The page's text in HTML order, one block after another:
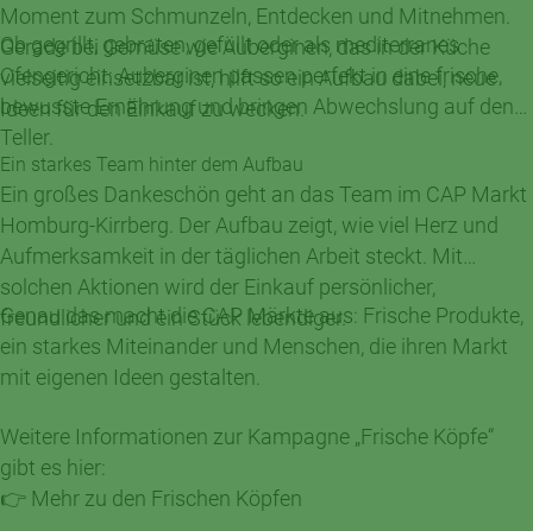
Moment zum Schmunzeln, Entdecken und Mitnehmen.
Gerade bei Gemüse wie Auberginen, das in der Küche
vielseitig einsetzbar ist, hilft so ein Aufbau dabei, neue
Ideen für den Einkauf zu wecken.
Ob gegrillt, gebraten, gefüllt oder als mediterranes
Ofengericht: Auberginen passen perfekt in eine frische,
bewusste Ernährung und bringen Abwechslung auf den
Teller.
Ein starkes Team hinter dem Aufbau
Ein großes Dankeschön geht an das Team im CAP Markt
Homburg-Kirrberg. Der Aufbau zeigt, wie viel Herz und
Aufmerksamkeit in der täglichen Arbeit steckt. Mit
solchen Aktionen wird der Einkauf persönlicher,
freundlicher und ein Stück lebendiger.
Genau das macht die CAP Märkte aus: Frische Produkte,
ein starkes Miteinander und Menschen, die ihren Markt
mit eigenen Ideen gestalten.
Weitere Informationen zur Kampagne „Frische Köpfe“
gibt es hier:
👉 Mehr zu den Frischen Köpfen